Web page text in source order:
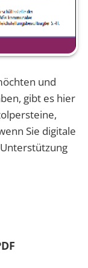
und
gibt es hier
Sie digitale